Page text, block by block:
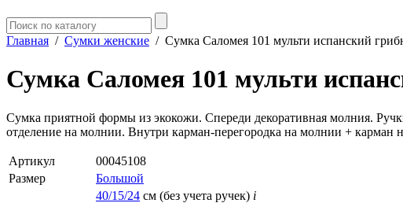
Главная / Сумки женские / Сумка Саломея 101 мульти испанский
Сумка Саломея 101 мульти
Сумка приятной формы из экокожи. Спереди декоративная молния.
отделение на молнии. Внутри карман-перегородка на молнии +
Артикул
00045108
Размер
Большой
40/15/24 см (без учета ручек) i